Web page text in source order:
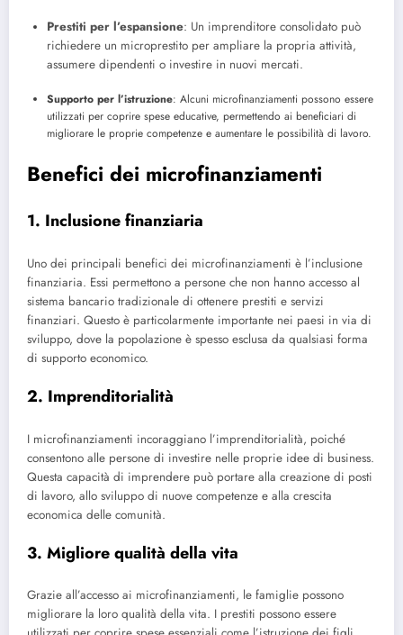
Prestiti per l’espansione: Un imprenditore consolidato può
richiedere un microprestito per ampliare la propria attività,
assumere dipendenti o investire in nuovi mercati.
Supporto per l’istruzione: Alcuni microfinanziamenti possono essere
utilizzati per coprire spese educative, permettendo ai beneficiari di
migliorare le proprie competenze e aumentare le possibilità di lavoro.
Benefici dei microfinanziamenti
1. Inclusione finanziaria
Uno dei principali benefici dei microfinanziamenti è l’inclusione
finanziaria. Essi permettono a persone che non hanno accesso al
sistema bancario tradizionale di ottenere prestiti e servizi
finanziari. Questo è particolarmente importante nei paesi in via di
sviluppo, dove la popolazione è spesso esclusa da qualsiasi forma
di supporto economico.
2. Imprenditorialità
I microfinanziamenti incoraggiano l’imprenditorialità, poiché
consentono alle persone di investire nelle proprie idee di business.
Questa capacità di imprendere può portare alla creazione di posti
di lavoro, allo sviluppo di nuove competenze e alla crescita
economica delle comunità.
3. Migliore qualità della vita
Grazie all’accesso ai microfinanziamenti, le famiglie possono
migliorare la loro qualità della vita. I prestiti possono essere